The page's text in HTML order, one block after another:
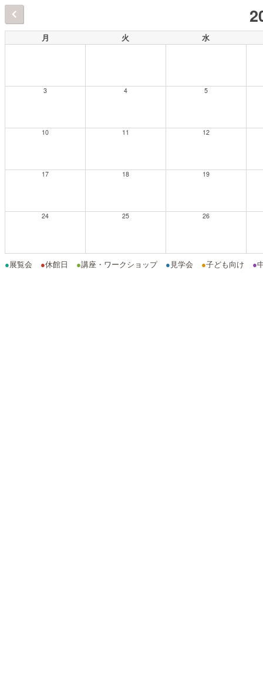
月 火 水
3 4 5
10 11 12
17 18 19
24 25 26
●展覧会 ●休館日 ●講座・ワークショップ ● 見学会 ●子ども向け ●